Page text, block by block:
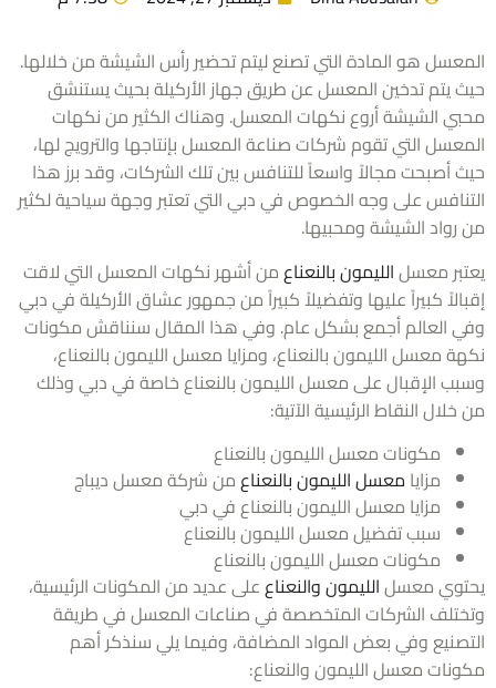
هو المادة التي تصنع ليتم تحضير رأس الشيشة من خلالها.
يتم تدخين المعسل عن طريق جهاز الأركيلة بحيث يستنشق
الشيشة أروع نكهات المعسل. وهناك الكثير من نكهات
التي تقوم شركات صناعة المعسل بإنتاجها والترويج لها،
أصبحت مجالاً واسعاً للتنافس بين تلك الشركات، وقد برز هذا
على وجه الخصوص في دبي التي تعتبر وجهة سياحية لكثير
الشيشة ومحبيها.
معسلالليمون بالنعناعمن أشهر نكهات المعسل التي لاقت
كبيراً عليها وتفضيلاً كبيراً من جمهور عشاق الأركيلة في دبي
العالم أجمع بشكل عام. وفي هذا المقال سنناقش مكونات
معسل الليمون بالنعناع، ومزايا معسل الليمون بالنعناع،
الإقبال على معسل الليمون بالنعناع خاصة في دبي وذلك
النقاط الرئيسية الآتية:
مكونات معسل الليمون بالنعناع
مزايامعسل الليمون بالنعناعمن شركة معسل ديباج
مزايا معسل الليمون بالنعناع في دبي
سبب تفضيل معسل الليمون بالنعناع
مكونات معسل الليمون بالنعناع
معسلالليمون والنعناععلى عديد من المكونات الرئيسية،
الشركات المتخصصة في صناعات المعسل في طريقة
وفي بعض المواد المضافة، وفيما يلي سنذكر أهم
معسل الليمون والنعناع: